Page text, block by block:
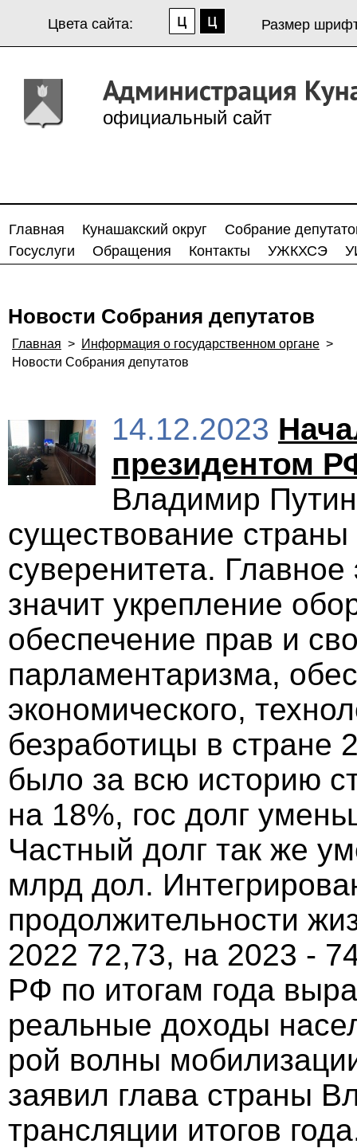
Цвета сайта: Размер
официальный сайт
Главная Кунашакский округ
Собрание
Госуслуги
Обращения Контакты УЖКХСЭ
Новости Собрания депутатов
Главная > Информация о государственном органе >
Новости Собрания депутатов
14.12.2023
президентом
Владимир
существование
суверенитета.
значит укрепление
обеспечение прав и
парламентаризма,
экономического,
безработицы в стране
было за всю историю
на 18%, гос долг
Частный долг так же
млрд дол.
продолжительности
2022 72,73, на 2023 -
РФ по итогам года
реальные доходы
рой волны
заявил глава страны
трансляции итогов